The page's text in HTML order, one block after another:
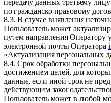
передачу данных третьему
по гражданско-правовому
8.3. В случае выявления
Пользователь может
путем направления Оператору
электронной почты Оператора
«Актуализация персональных
8.4. Срок обработки
достижением целей, для
данные, если иной срок не
действующим
Пользователь может в любой